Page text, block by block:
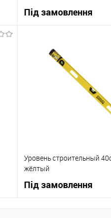
Під замовлення
Купити в 1 клік
Уровень строительный
жёлтый
Під замовлення